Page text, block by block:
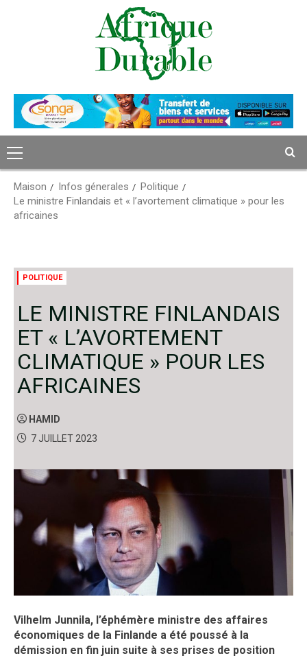
Menu
principal
Maison
Infos génerales
Politique
Le ministre Finlandais et « l’avortement climatique » pour les
africaines
POLITIQUE
LE MINISTRE FINLANDAIS
ET « L’AVORTEMENT
CLIMATIQUE » POUR LES
AFRICAINES
HAMID
7 JUILLET 2023
Vilhelm Junnila, l’éphémère ministre des affaires
économiques de la Finlande a été poussé à la
démission en fin juin suite à ses prises de position